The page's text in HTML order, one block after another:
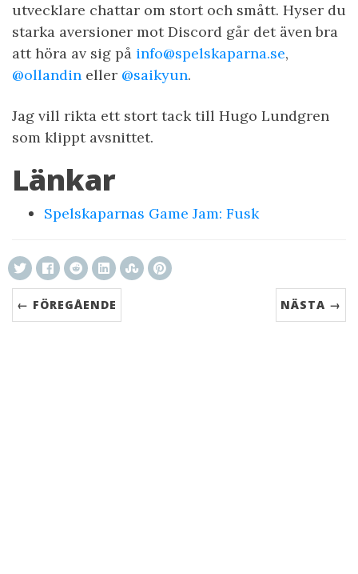
utvecklare chattar om stort och smått. Hyser du
starka aversioner mot Discord går det även bra
att höra av sig på info@spelskaparna.se,
@ollandin eller @saikyun.
Jag vill rikta ett stort tack till Hugo Lundgren
som klippt avsnittet.
Länkar
Spelskaparnas Game Jam: Fusk
← FÖREGÅENDE NÄSTA →